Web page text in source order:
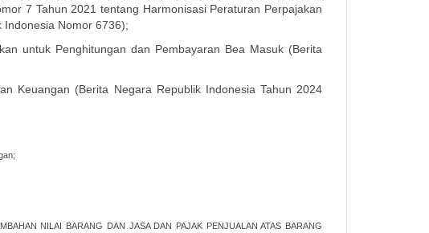
7 Tahun 2021 tentang Harmonisasi Peraturan Perpajakan
Indonesia Nomor 6736);
untuk Penghitungan dan Pembayaran Bea Masuk (Berita
Keuangan (Berita Negara Republik Indonesia Tahun 2024
NILAI BARANG DAN JASA DAN PAJAK PENJUALAN ATAS BARANG